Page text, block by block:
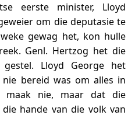
eerste minister, Lloyd
om die deputasie te
gewag het, kon hulle
Genl. Hertzog het die
Lloyd George het
bereid was om alles in
maak nie, maar dat die
hande van die volk van